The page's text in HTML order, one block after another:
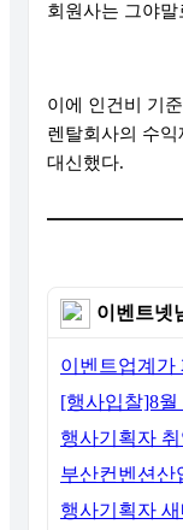
회원사는 그야
이에 인건비 기
렌탈회사의 수
대신했다.
이벤트넷